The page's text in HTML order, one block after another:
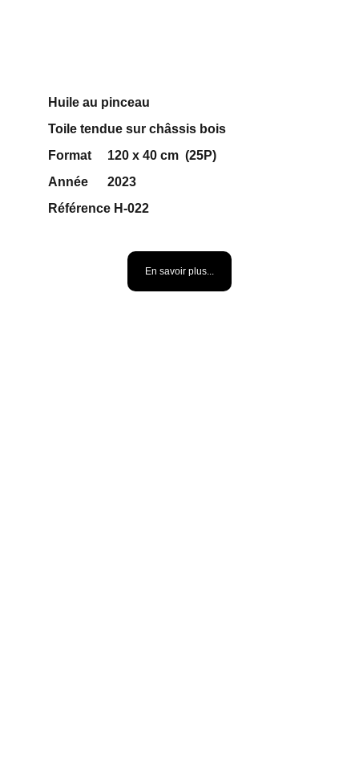
Huile au pinceau
Toile tendue sur châssis bois
Format     120 x 40 cm  (25P)
Année      2023
Référence H-022
En savoir plus...